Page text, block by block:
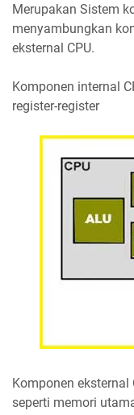
Merupakan Sistem
menyambungkan
eksternal CPU.
Komponen internal
register-register
Komponen eksternal
seperti memori